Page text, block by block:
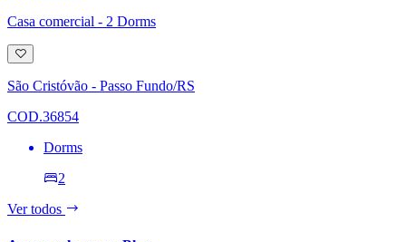
Casa comercial - 2 Dorms
Adicionar
à
lista
de
São Cristóvão - Passo Fundo/RS
COD.36854
Dorms
2
Ver todos